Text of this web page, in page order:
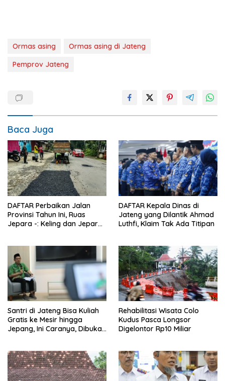
Ormas asing
Ormas asing di Jateng
Pemprov Jateng
Baca Juga
DAFTAR Perbaikan Jalan
Provinsi Tahun Ini, Ruas
Jepara -: Keling dan Jepara
DAFTAR Kepala Dinas di
Jateng yang Dilantik Ahmad
Luthfi, Klaim Tak Ada Titipan
Santri di Jateng Bisa Kuliah
Gratis ke Mesir hingga
Jepang, Ini Caranya, Dibuka
Rehabilitasi Wisata Colo
Kudus Pasca Longsor
Digelontor Rp10 Miliar